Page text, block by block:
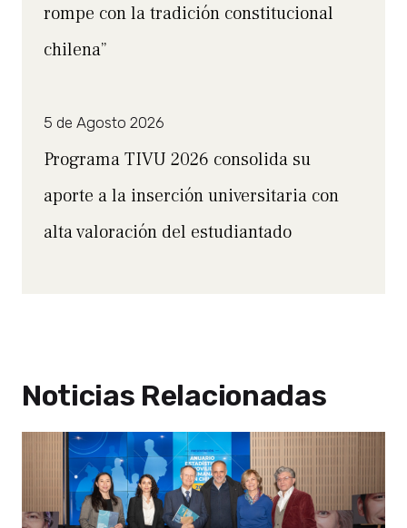
rompe con la tradición constitucional
chilena”
5 de Agosto 2026
Programa TIVU 2026 consolida su
aporte a la inserción universitaria con
alta valoración del estudiantado
Noticias Relacionadas